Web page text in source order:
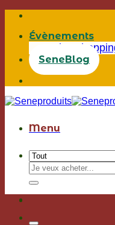
Passer
contenuÉvènements
Live
SeneBlog
Menu
Recherche
pour :